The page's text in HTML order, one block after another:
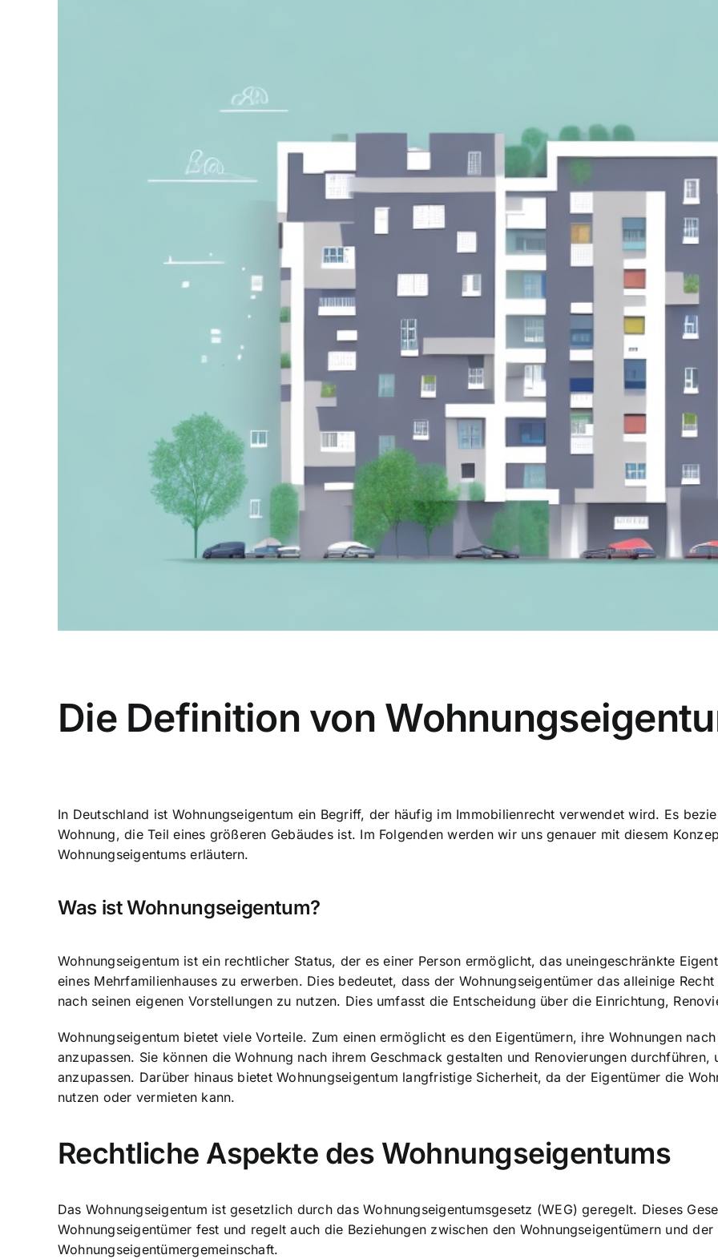
Die Definition von
In Deutschland ist Wohnungseigentum ein Begriff, der häufig im Immobilienrecht verwendet wird. Es
Wohnung, die Teil eines größeren Gebäudes ist. Im Folgenden werden wir uns genauer mit diesem
Wohnungseigentums erläutern.
Was ist Wohnungseigentum?
Wohnungseigentum ist ein rechtlicher Status, der es einer Person ermöglicht, das uneingeschränkte
eines Mehrfamilienhauses zu erwerben. Dies bedeutet, dass der Wohnungseigentümer das alleinige
nach seinen eigenen Vorstellungen zu nutzen. Dies umfasst die Entscheidung über die Einrichtung,
Wohnungseigentum bietet viele Vorteile. Zum einen ermöglicht es den Eigentümern, ihre Wohnungen
anzupassen. Sie können die Wohnung nach ihrem Geschmack gestalten und Renovierungen
anzupassen. Darüber hinaus bietet Wohnungseigentum langfristige Sicherheit, da der Eigentümer die
nutzen oder vermieten kann.
Rechtliche Aspekte des Wohnungseigentums
Das Wohnungseigentum ist gesetzlich durch das Wohnungseigentumsgesetz (WEG) geregelt. Dieses
Wohnungseigentümer fest und regelt auch die Beziehungen zwischen den Wohnungseigentümern und der
Wohnungseigentümergemeinschaft.